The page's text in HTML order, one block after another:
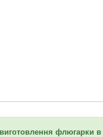
флюгарки в